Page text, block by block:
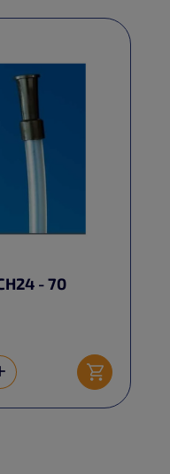
- 70
Ajouter au